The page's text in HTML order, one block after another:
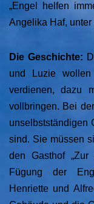
„Engel helfen
Angelika Haf,
Die Geschichte:
und Luzie
verdienen, dazu
vollbringen. Bei
unselbstständigen
sind. Sie müssen
den Gasthof
Fügung der
Henriette und